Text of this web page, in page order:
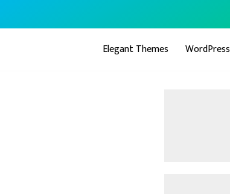
Elegant Themes WordPress